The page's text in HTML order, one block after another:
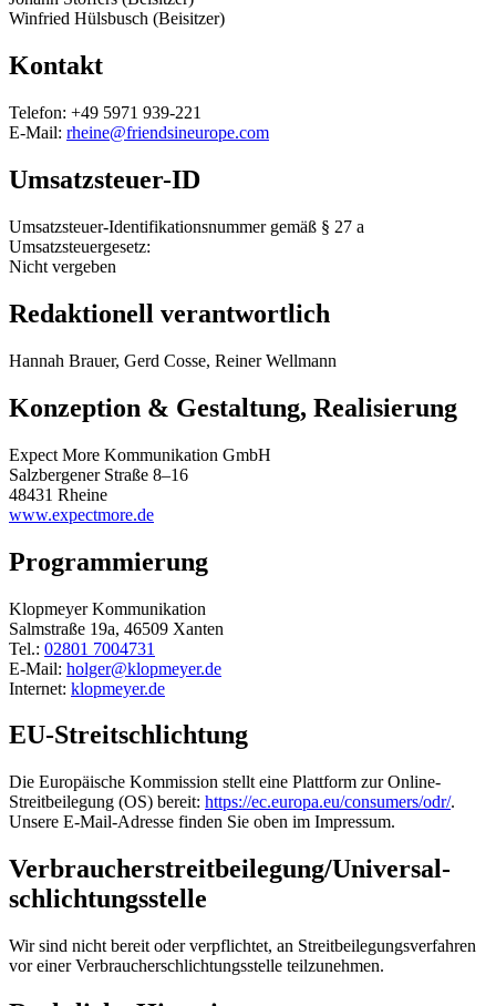
Winfried Hülsbusch (Beisitzer)
Kontakt
Telefon: +49 5971 939-221
E-Mail: rheine@friendsineurope.com
Umsatzsteuer-ID
Umsatzsteuer-Identifikationsnummer gemäß § 27 a
Umsatzsteuergesetz:
Nicht vergeben
Redaktionell verantwortlich
Hannah Brauer, Gerd Cosse, Reiner Wellmann
Konzeption & Gestaltung, Realisierung
Expect More Kommunikation GmbH
Salzbergener Straße 8–16
48431 Rheine
www.expectmore.de
Programmierung
Klopmeyer Kommunikation
Salmstraße 19a, 46509 Xanten
Tel.: 02801 7004731
E-Mail: holger@klopmeyer.de
Internet: klopmeyer.de
EU-Streitschlichtung
Die Europäische Kommission stellt eine Plattform zur Online-
Streitbeilegung (OS) bereit: https://ec.europa.eu/consumers/odr/.
Unsere E-Mail-Adresse finden Sie oben im Impressum.
Verbraucher­streit­beilegung/Universal­
schlichtungs­stelle
Wir sind nicht bereit oder verpflichtet, an Streitbeilegungsverfahren
vor einer Verbraucherschlichtungsstelle teilzunehmen.